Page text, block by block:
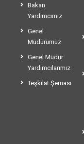
Bakan
Yardımcımız
Genel
Müdürümüz
Genel Müdür
Yardımcılarımız
Teşkilat Şeması